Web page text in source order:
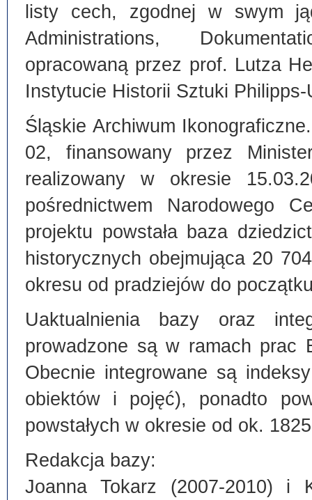
listy cech, zgodnej w swym
Administrations,
opracowaną przez prof. Lutza
Instytucie Historii Sztuki
Śląskie Archiwum
02, finansowany przez
realizowany w okresie
pośrednictwem Narodowego
projektu powstała baza
historycznych obejmująca 20
okresu od pradziejów do
Uaktualnienia bazy oraz
prowadzone są w ramach prac
Obecnie integrowane są
obiektów i pojęć), ponadto
powstałych w okresie od ok.
Redakcja bazy:
Joanna Tokarz (2007-2010) i